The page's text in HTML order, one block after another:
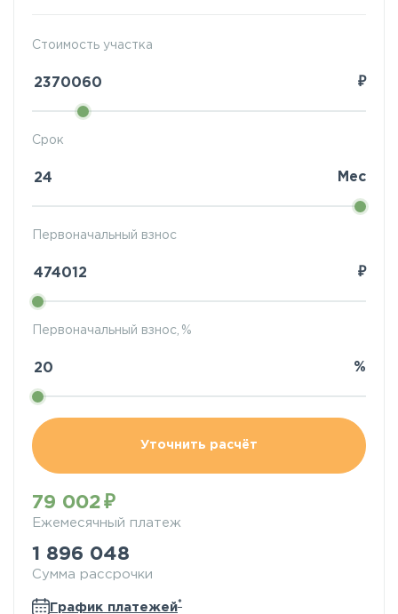
Стоимость участка
₽
Первоначальный взнос
₽
Срок
Мес
Первоначальный взнос, %
%
Уточнить расчёт
79 002
Ежемесячный платеж
1 896 048
Сумма рассрочки
График платежей*